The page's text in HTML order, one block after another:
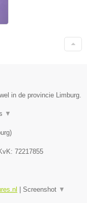
in de provincie Limburg.
▼
)
72217855
Screenshot ▼